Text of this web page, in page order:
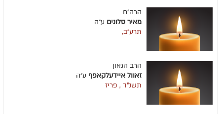
הרה"ח
מאיר סלונים ע״ה
תרע"ב,
הרב הגאון
זאוול איידעלקאפף ע״ה
תשנ"ד , פריז